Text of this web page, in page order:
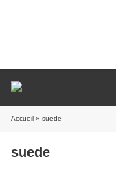
Accueil » suede
suede